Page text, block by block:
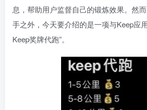
息，帮助用户监督自己的锻炼效果。然
手之外，今天要介绍的是一项与Keep
Keep奖牌代跑”。